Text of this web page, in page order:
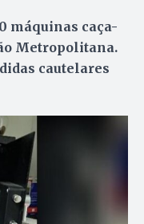
máquinas caça-
Metropolitana.
cautelares